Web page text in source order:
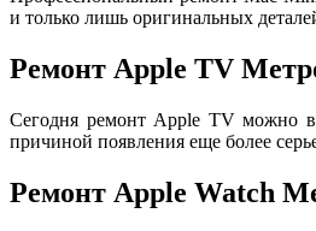
и только лишь оригинальных
Ремонт Apple TV
Сегодня ремонт Apple TV можно
причиной появления еще более
Ремонт Apple Watch